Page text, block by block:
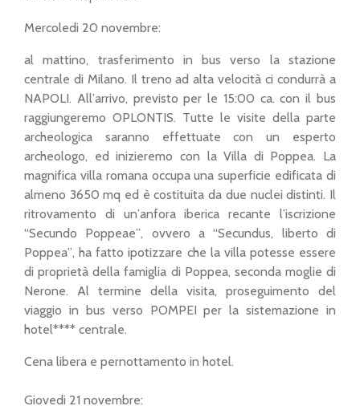
Mercoledi 20 novembre:
al mattino, trasferimento in bus verso la stazione
centrale di Milano. Il treno ad alta velocità ci condurrà a
NAPOLI. All’arrivo, previsto per le 15:00 ca. con il bus
raggiungeremo OPLONTIS. Tutte le visite della parte
archeologica saranno effettuate con un esperto
archeologo, ed inizieremo con la Villa di Poppea. La
magnifica villa romana occupa una superficie edificata di
almeno 3650 mq ed è costituita da due nuclei distinti. Il
ritrovamento di un’anfora iberica recante l’iscrizione
“Secundo Poppeae”, ovvero a “Secundus, liberto di
Poppea”, ha fatto ipotizzare che la villa potesse essere
di proprietà della famiglia di Poppea, seconda moglie di
Nerone. Al termine della visita, proseguimento del
viaggio in bus verso POMPEI per la sistemazione in
hotel**** centrale.
Cena libera e pernottamento in hotel.
Giovedi 21 novembre: